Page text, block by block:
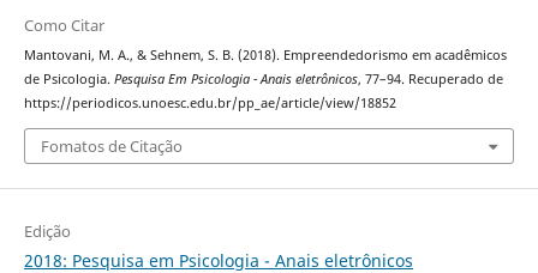
Como Citar
Mantovani, M. A., & Sehnem, S. B. (2018). Empreendedorismo em acadêmicos
de Psicologia. Pesquisa Em Psicologia - Anais eletrônicos, 77–94. Recuperado de
https://periodicos.unoesc.edu.br/pp_ae/article/view/18852
Fomatos de Citação
Edição
2018: Pesquisa em Psicologia - Anais eletrônicos